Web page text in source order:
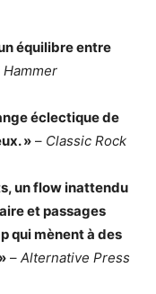
équilibre entre
éclectique de
» – Classic Rock
un flow inattendu
et passages
qui mènent à des
– Alternative Press